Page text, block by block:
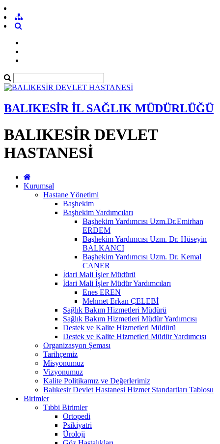
BALIKESİR İL SAĞLIK MÜDÜRLÜĞÜ
BALIKESİR DEVLET
HASTANESİ
Kurumsal
Hastane Yönetimi
Başhekim
Başhekim Yardımcıları
Başhekim Yardımcısı Uzm.Dr.Emirhan
ERDEM
Başhekim Yardımcısı Uzm. Dr. Hüseyin
BALKANCI
Başhekim Yardımcısı Uzm. Dr. Kemal
CANER
İdari Mali İşler Müdürü
İdari Mali İşler Müdür Yardımcıları
Enes EREN
Mehmet Erkan ÇELEBİ
Sağlık Bakım Hizmetleri Müdürü
Sağlık Bakım Hizmetleri Müdür Yardımcısı
Destek ve Kalite Hizmetleri Müdürü
Destek ve Kalite Hizmetleri Müdür Yardımcısı
Organizasyon Şeması
Tarihçemiz
Misyonumuz
Vizyonumuz
Kalite Politikamız ve Değerlerimiz
Balıkesir Devlet Hastanesi Hizmet Standartları Tablosu
Birimler
Tıbbi Birimler
Ortopedi
Psikiyatri
Üroloji